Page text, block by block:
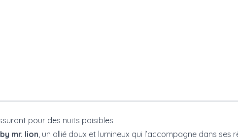
pour des nuits paisibles
mr. lion, un allié doux et lumineux qui l’accompagne dans ses